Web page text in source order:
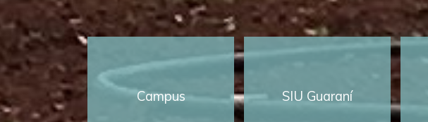
Campus SIU Guaraní